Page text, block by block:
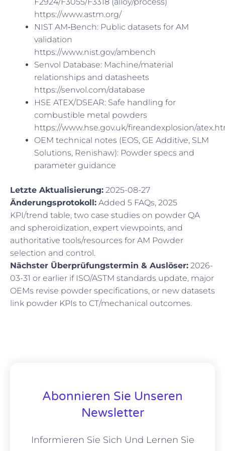
https://www.astm.org/
NIST AM‑Bench: Public datasets for AM
validation
https://www.nist.gov/ambench
Senvol Database: Machine/material
relationships and datasheets
https://senvol.com/database
HSE ATEX/DSEAR: Safe handling for
combustible metal powders
https://www.hse.gov.uk/fireandexplosion/
OEM technical notes (EOS, GE Additive, SLM
Solutions, Renishaw): Powder specs and
parameter guidance
Letzte Aktualisierung: 2025-08-27
Änderungsprotokoll: Added 5 FAQs, 2025
KPI/trend table, two case studies on powder QA
and spheroidization, expert viewpoints, and
authoritative tools/resources for AM Powder
selection and control.
Nächster Überprüfungstermin & Auslöser: 2026-
03-31 or earlier if ISO/ASTM standards update, major
OEMs revise powder specifications, or new datasets
link powder KPIs to CT/mechanical outcomes.
Abonnieren Sie Unseren
Newsletter
Informieren Sie Sich Und Lernen Sie